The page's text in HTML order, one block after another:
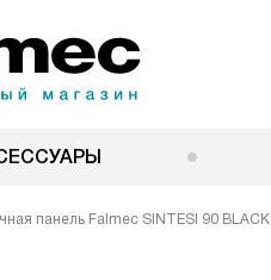
панель Falmec SINTESI 90 BLACK